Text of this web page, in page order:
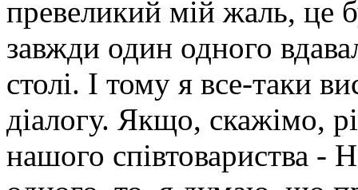
превеликий мій жаль, це
завжди один одного
столі. І тому я все-таки
діалогу. Якщо, скажімо,
нашого співтовариства